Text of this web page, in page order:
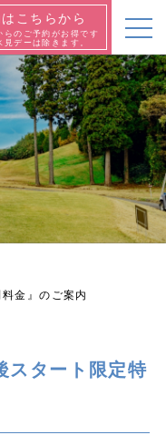
こちらから
らのご予約がお得です
デーは除きます。
金』のご案内
スタート限定特